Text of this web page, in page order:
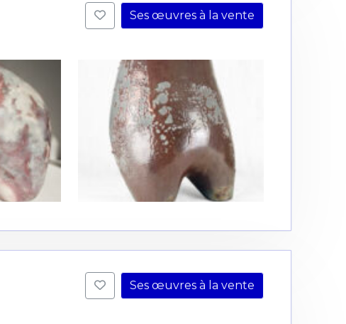
Ses œuvres à la vente
Ses œuvres à la vente